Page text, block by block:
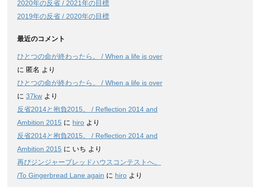
2020年の反省 / 2021年の目標
2019年の反省 / 2020年の目標
最近のコメント
ひとつの命が終わったら。 / When a life is over
に 匿名 より
ひとつの命が終わったら。 / When a life is over
に 37kw より
反省2014と抱負2015。 / Reflection 2014 and
Ambition 2015 に hiro より
反省2014と抱負2015。 / Reflection 2014 and
Ambition 2015 に いち より
再びジンジャーブレッドハウスコンテストへ。
/To Gingerbread Lane again に hiro より